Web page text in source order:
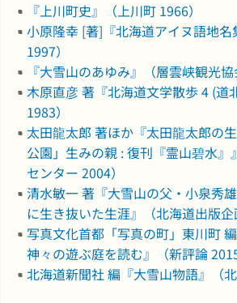
『上川町史』（上川町 1966）
小原隆幸 [著]『北海道アイヌ語地
1997）
『大雪山のあゆみ』（層雲峡観光協
木原直彦 著『北海道文学散歩 4 (道
1983）
太田龍太郎 著ほか『太田龍太郎の
公園」生みの親 : 復刊『霊山碧水』
センター 2004）
清水敏一 著『大雪山の父・小泉秀
に生き抜いた生涯』（北海道出版企
写真文化首都「写真の町」東川町
神々の遊ぶ庭を読む』（新評論 2015
北海道新聞社 編『大雪山物語』（